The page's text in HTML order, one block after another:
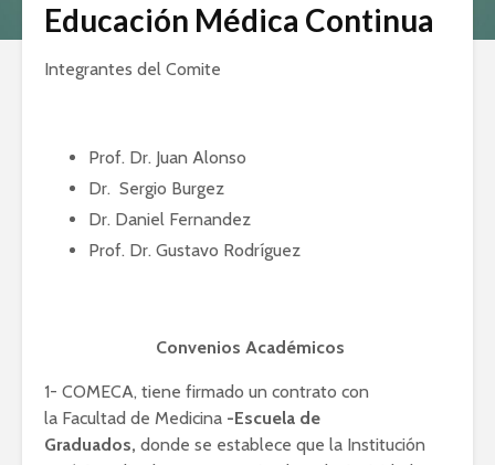
Educación Médica Continua
Integrantes del Comite
Prof. Dr. Juan Alonso
Dr. Sergio Burgez
Dr. Daniel Fernandez
Prof. Dr. Gustavo Rodríguez
Convenios Académicos
1- COMECA, tiene firmado un contrato con
la Facultad de Medicina -Escuela de
Graduados, donde se establece que la Institución